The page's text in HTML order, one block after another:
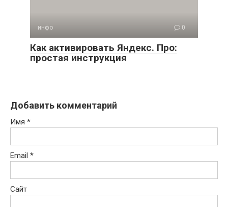
инфо 0
Как активировать Яндекс. Про:
простая инструкция
Добавить комментарий
Имя *
Email *
Сайт